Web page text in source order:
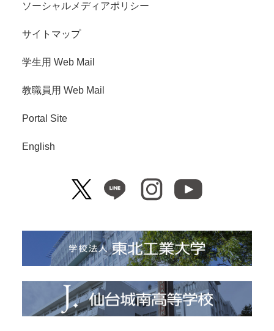
ソーシャルメディアポリシー
サイトマップ
学生用 Web Mail
教職員用 Web Mail
Portal Site
English